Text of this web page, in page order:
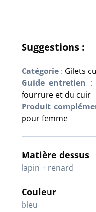
Suggestions :
Catégorie : Gilets
Guide entretien :
fourrure et du cuir
Produit
pour femme
Matière dessus
lapin + renard
Couleur
bleu